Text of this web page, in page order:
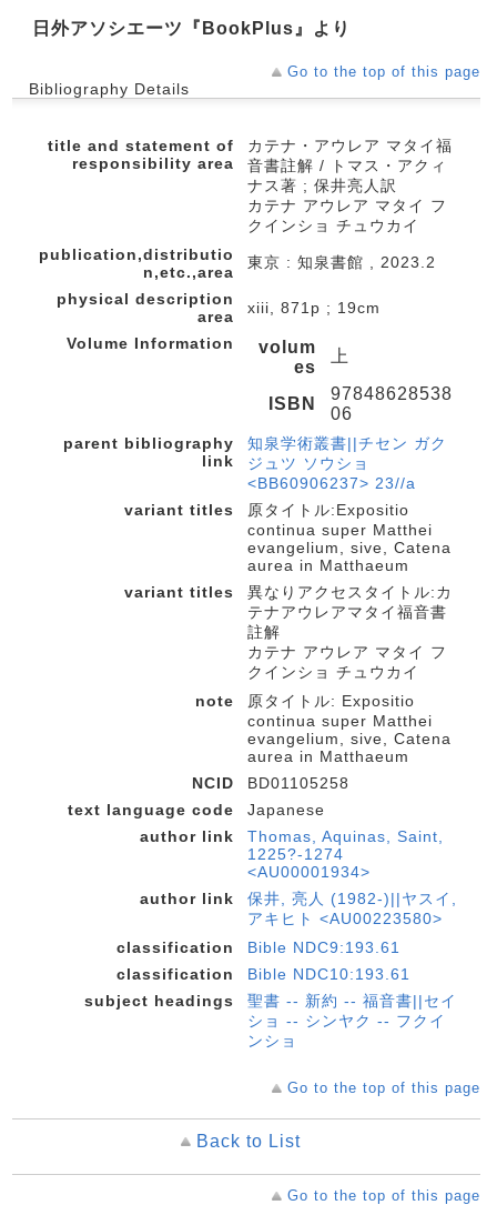
日外アソシエーツ『BookPlus』より
Go to the top of this page
Bibliography Details
title and statement of
responsibility area
カテナ・アウレア マタイ福
音書註解 / トマス・アクィ
ナス著 ; 保井亮人訳
カテナ アウレア マタイ フ
クインショ チュウカイ
publication,distributio
n,etc.,area
東京 : 知泉書館 , 2023.2
physical description
area
xiii, 871p ; 19cm
Volume Information
volum
es
上
ISBN
97848628538
06
parent bibliography
link
知泉学術叢書||チセン ガク
ジュツ ソウショ
<BB60906237> 23//a
variant titles
原タイトル:Expositio
continua super Matthei
evangelium, sive, Catena
aurea in Matthaeum
variant titles
異なりアクセスタイトル:カ
テナアウレアマタイ福音書
註解
カテナ アウレア マタイ フ
クインショ チュウカイ
note
原タイトル: Expositio
continua super Matthei
evangelium, sive, Catena
aurea in Matthaeum
NCID
BD01105258
text language code
Japanese
author link
Thomas, Aquinas, Saint,
1225?-1274
<AU00001934>
author link
保井, 亮人 (1982-)||ヤスイ,
アキヒト <AU00223580>
classification
Bible NDC9:193.61
classification
Bible NDC10:193.61
subject headings
聖書 -- 新約 -- 福音書||セイ
ショ -- シンヤク -- フクイ
ンショ
Go to the top of this page
Back to List
Go to the top of this page